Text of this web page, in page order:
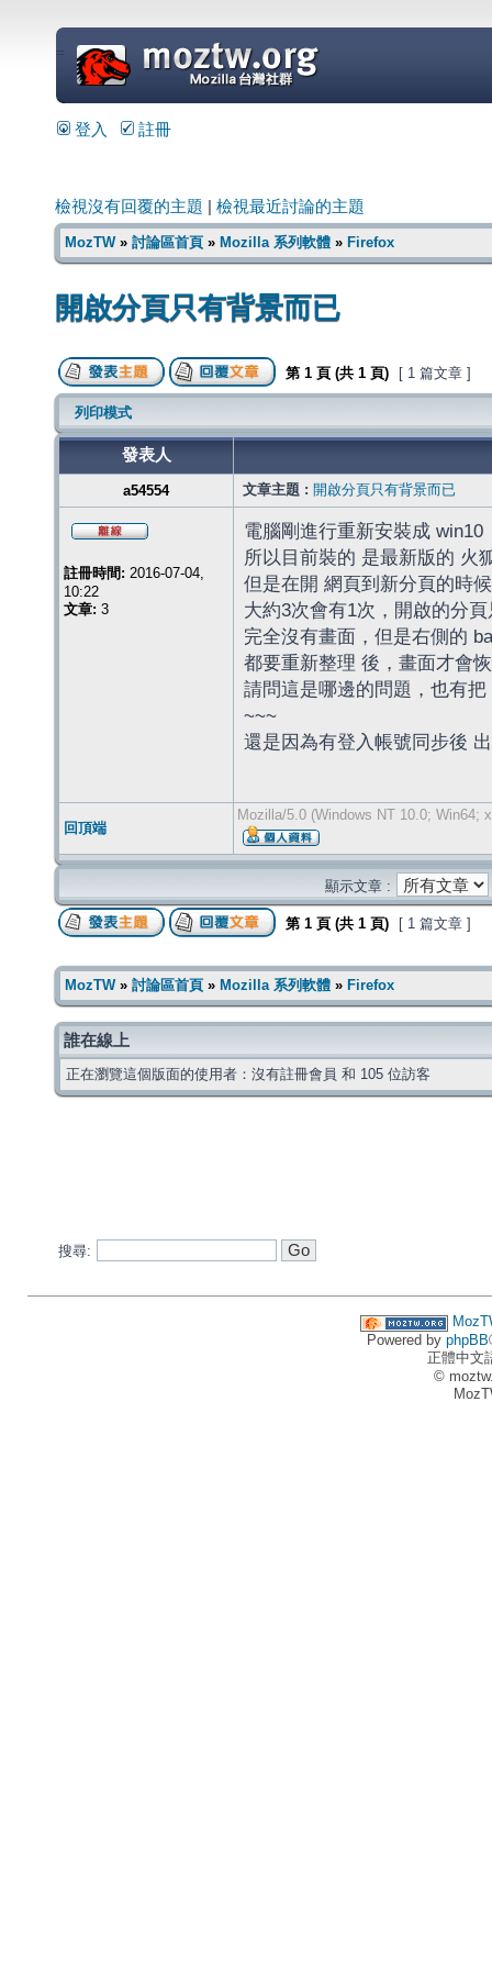
=
登入 註冊
檢視沒有回覆的主題 檢視最近討論的主題
MozTW» 討論區首頁 » Mozilla 系列軟體 » Firefox
開啟分頁只有背景而已
第 1 頁 (共 1 頁) [ 1 篇文章 ]
列印模式
發表人
a54554 文章主題 : 開啟分頁只有背景而已
註冊時間: 2016-07-04,
10:22
文章: 3
電腦剛進行重新安裝成 win10
所以目前裝的 是最新版的 火
但是在開 網頁到新分頁的時候
大約3次會有1次，開啟的分
完全沒有畫面，但是右側的
都要重新整理 後，畫面才會
請問這是哪邊的問題，也有
~~~
還是因為有登入帳號同步後
回頂端
Mozilla/5.0 (Windows NT 10.0; Win64;
顯示文章 :
第 1 頁 (共 1 頁) [ 1 篇文章 ]
MozTW» 討論區首頁 » Mozilla 系列軟體 » Firefox
誰在線上
正在瀏覽這個版面的使用者：沒有註冊會員 和 105 位訪客
搜尋:
Powered by phpBB
正體中文
©